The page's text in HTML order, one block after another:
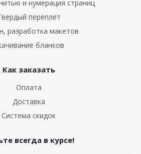
и нумерация страниц
переплет
разработка макетов
бланков
Как заказать
Оплата
Доставка
Система скидок
всегда в курсе!